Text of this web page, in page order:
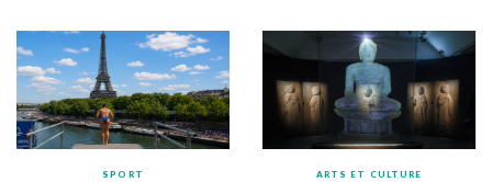
SPORT ARTS ET CULTURE